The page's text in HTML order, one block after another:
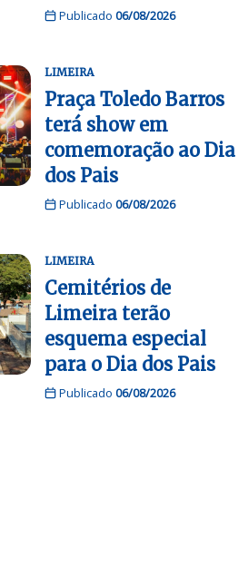
Publicado 06/08/2026
LIMEIRA
Praça Toledo Barros
terá show em
comemoração ao Dia
dos Pais
Publicado 06/08/2026
LIMEIRA
Cemitérios de
Limeira terão
esquema especial
para o Dia dos Pais
Publicado 06/08/2026